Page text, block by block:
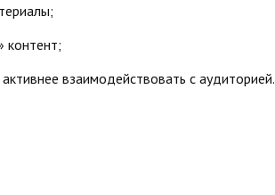
контент;
взаимодействовать с аудиторией.